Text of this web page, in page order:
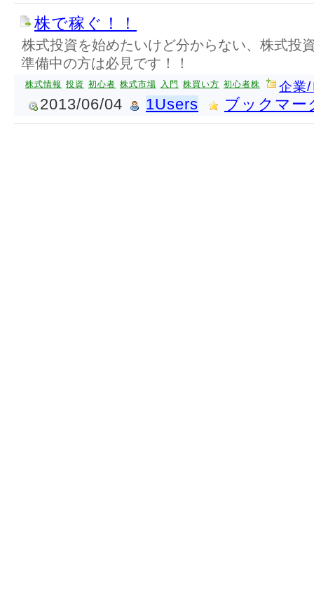
株で稼ぐ！！
株式投資を始めたいけど分からない、株式投
準備中の方は必見です！！
株式情報 投資 初心者 株式市場 入門 株買い方 初心者株 企業
2013/06/04 1Users ブックマー